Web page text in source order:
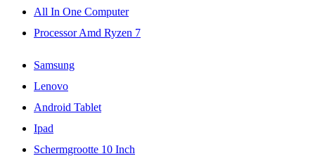
All In One Computer
Processor Amd Ryzen 7
Samsung
Lenovo
Android Tablet
Ipad
Schermgrootte 10 Inch